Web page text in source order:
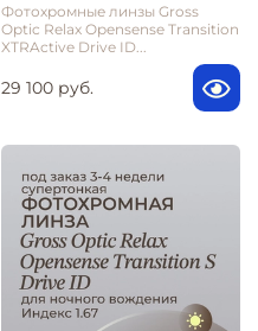
Фотохромные линзы Gross
Optic Relax Opensense Transition
XTRActive Drive ID...
29 100 руб.